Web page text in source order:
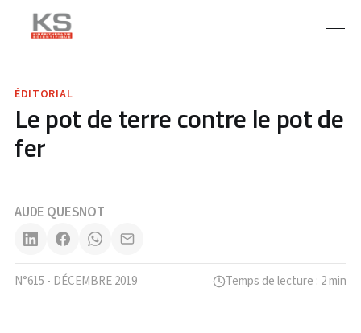
ÉDITORIAL
Le pot de terre contre le pot de
fer
AUDE QUESNOT
N°615 - DÉCEMBRE 2019 Temps de lecture : 2 min